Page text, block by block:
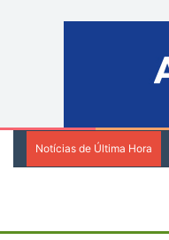
Notícias de Última Hora